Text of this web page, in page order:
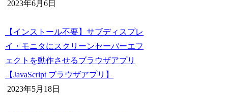
2023年6月6日
【インストール不要】サブディスプレ
イ・モニタにスクリーンセーバーエフ
ェクトを動作させるブラウザアプリ
【JavaScript ブラウザアプリ】
2023年5月18日